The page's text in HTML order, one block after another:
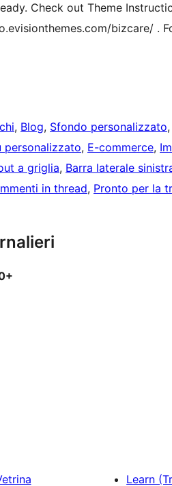
Check out Theme
bizcare/ .
, Blog, Sfondo personalizzato,
personalizzato, E-commerce,
a griglia, Barra laterale
in thread, Pronto per la
Learn